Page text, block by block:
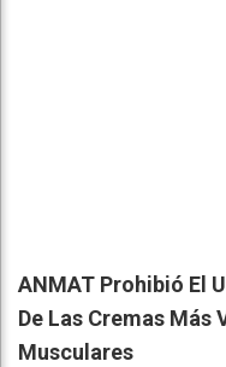
ANMAT Prohibió El
De Las Cremas Más
Musculares